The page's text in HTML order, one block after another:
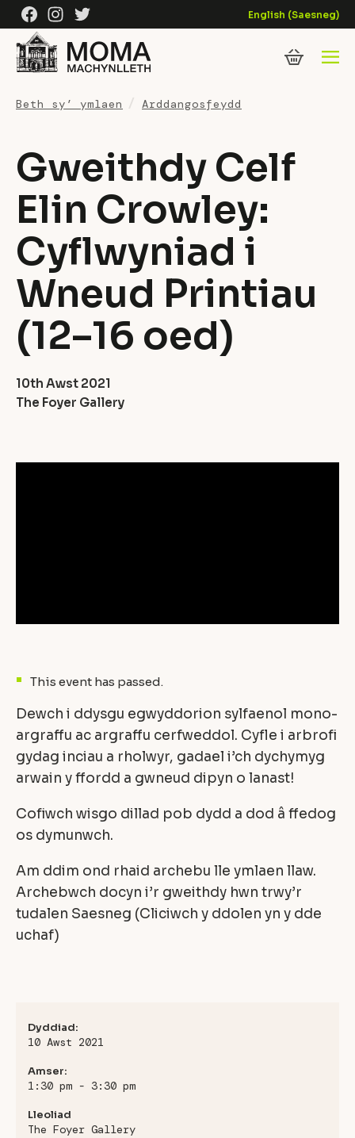
Skip to content
FacebookInstagramTwitter English (Saesneg)
Beth sy’ ymlaen Arddangosfeydd
Gweithdy Celf
Elin Crowley:
Cyflwyniad i
Wneud Printiau
(12–16 oed)
10th Awst 2021
The Foyer Gallery
This event has passed.
Dewch i ddysgu egwyddorion sylfaenol mono-
argraffu ac argraffu cerfweddol. Cyfle i arbrofi
gydag inciau a rholwyr, gadael i’ch dychymyg
arwain y ffordd a gwneud dipyn o lanast!
Cofiwch wisgo dillad pob dydd a dod â ffedog
os dymunwch.
Am ddim ond rhaid archebu lle ymlaen llaw.
Archebwch docyn i’r gweithdy hwn trwy’r
tudalen Saesneg (Cliciwch y ddolen yn y dde
uchaf)
Dyddiad:
10 Awst 2021
Amser:
1:30 pm - 3:30 pm
Lleoliad
The Foyer Gallery